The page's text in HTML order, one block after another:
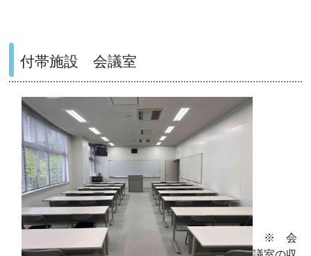
付帯施設 会議室
※ 会